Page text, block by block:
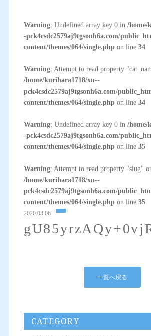
Warning: Undefined array key 0 in /home/
-pck4csdc2579aj9tgsonh6a.com/
content/themes/064/single.phpon line 34
Warning: Attempt to read property
/home/kurihara1718/xn--
pck4csdc2579aj9tgsonh6a.com/
content/themes/064/single.phpon line 34
Warning: Undefined array key 0 in /home/
-pck4csdc2579aj9tgsonh6a.com/
content/themes/064/single.phpon line 35
Warning: Attempt to read property "slug"
/home/kurihara1718/xn--
pck4csdc2579aj9tgsonh6a.com/
content/themes/064/single.phpon line 35
2020.03.06
一覧へ戻る
CATEGORY